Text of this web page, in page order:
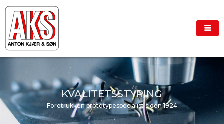
Gå
indholdet
KVALITETSSTYRING
Foretrukken prototypespecialist siden 1924